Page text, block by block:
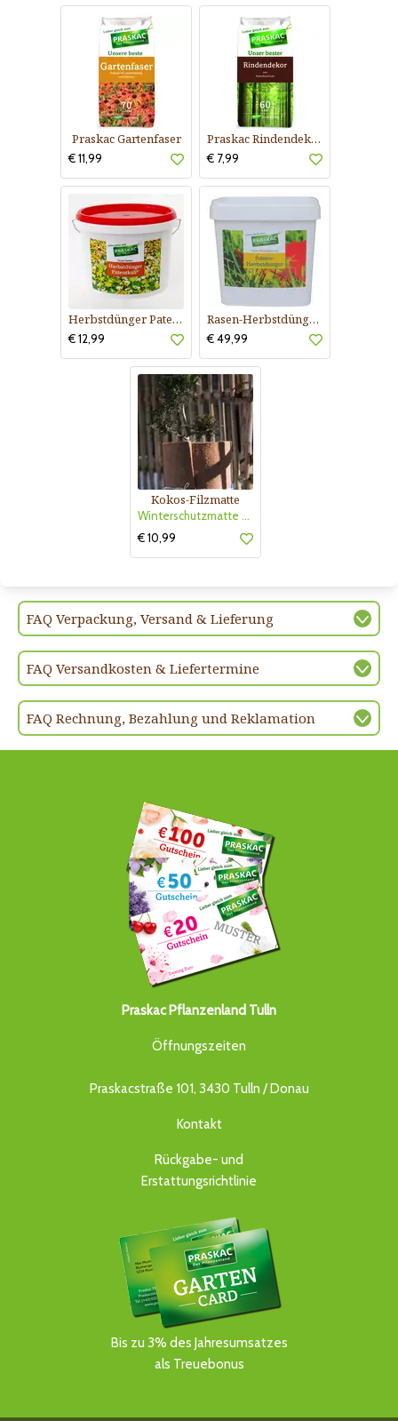
Praskac Gartenfaser
€ 11,99
Praskac Rindendekor
€ 7,99
Herbstdünger Patentkali
€ 12,99
Rasen-Herbstdünger Praskac
€ 49,99
Kokos-Filzmatte
Winterschutzmatte Kokos
€ 10,99
FAQ Verpackung, Versand & Lieferung
FAQ Versandkosten & Liefertermine
FAQ Rechnung, Bezahlung und Reklamation
Praskac Pflanzenland Tulln
Öffnungszeiten
Praskacstraße 101, 3430 Tulln / Donau
Kontakt
Rückgabe- und
Erstattungsrichtlinie
Bis zu 3% des Jahresumsatzes
als Treuebonus